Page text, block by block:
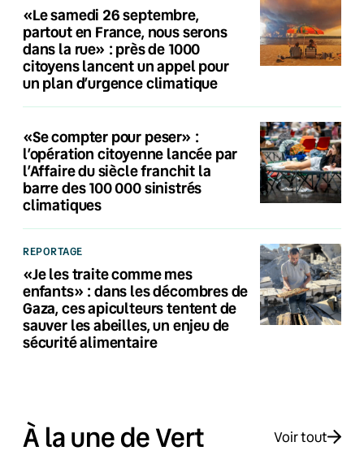
«Le samedi 26 septembre,
partout en France, nous serons
dans la rue» : près de 1000
citoyens lancent un appel pour
un plan d’urgence climatique
«Se compter pour peser» :
l’opération citoyenne lancée par
l’Affaire du siècle franchit la
barre des 100 000 sinistrés
climatiques
REPORTAGE
«Je les traite comme mes
enfants» : dans les décombres de
Gaza, ces apiculteurs tentent de
sauver les abeilles, un enjeu de
sécurité alimentaire
À la une de Vert Voir tout